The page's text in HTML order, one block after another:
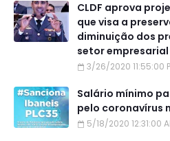
CLDF aprova
que visa a
diminuição dos
setor empresarial
3/26/2020 11:55:00
Salário mínimo
pelo coronavírus
5/18/2020 12:31:00